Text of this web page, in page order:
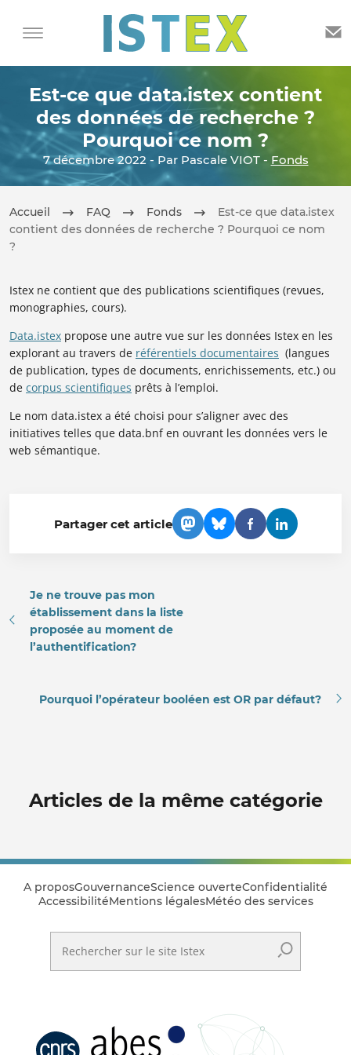
Est-ce que data.istex contient
des données de recherche ?
Pourquoi ce nom ?
7 décembre 2022 - Par Pascale VIOT - Fonds
Accueil FAQ Fonds
Est-ce que data.istex
contient des données de recherche ? Pourquoi ce nom
?
Istex ne contient que des publications scientifiques (revues,
monographies, cours).
Data.istex propose une autre vue sur les données Istex en les
explorant au travers de référentiels documentaires (langues
de publication, types de documents, enrichissements, etc.) ou
de corpus scientifiques prêts à l’emploi.
Le nom data.istex a été choisi pour s’aligner avec des
initiatives telles que data.bnf en ouvrant les données vers le
web sémantique.
Partager cet article
Je ne trouve pas mon
établissement dans la liste
proposée au moment de
l’authentification?
Pourquoi l’opérateur booléen est OR par défaut?
Articles de la même catégorie
A proposGouvernanceScience ouverteConfidentialité
AccessibilitéMentions légalesMétéo des services